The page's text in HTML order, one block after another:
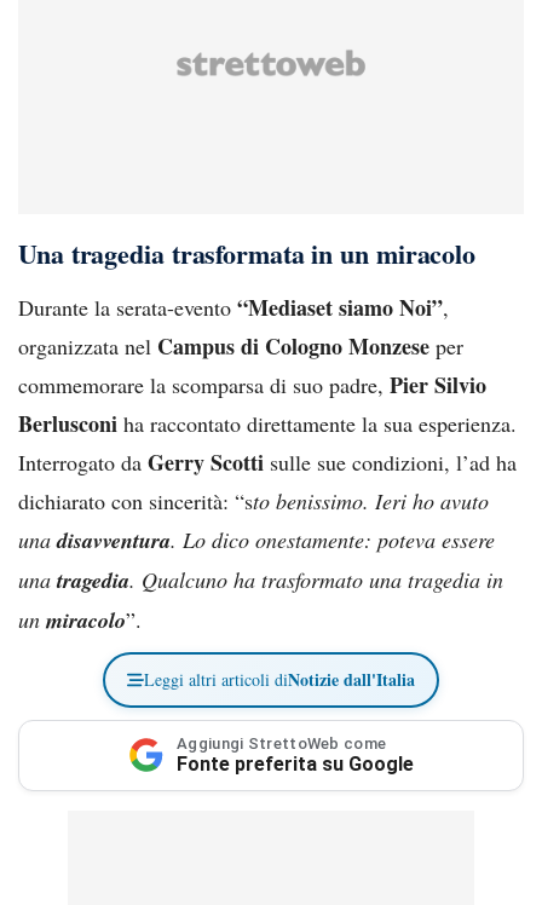
Una tragedia trasformata in un miracolo
Durante la serata-evento “Mediaset siamo Noi”,
organizzata nel Campus di Cologno Monzese per
commemorare la scomparsa di suo padre, Pier Silvio
Berlusconi ha raccontato direttamente la sua esperienza.
Interrogato da Gerry Scotti sulle sue condizioni, l’ad ha
dichiarato con sincerità: “sto benissimo. Ieri ho avuto
unadisavventura. Lo dico onestamente: poteva essere
unatragedia. Qualcuno ha trasformato una tragedia in
un miracolo”.
Leggi altri articoli diNotizie dall'Italia
Aggiungi StrettoWeb come
Fonte preferita su Google